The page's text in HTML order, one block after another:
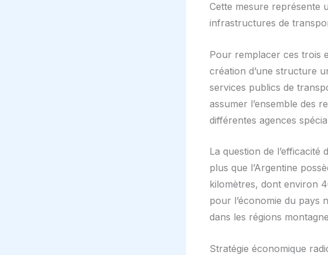
Cette mesure représente
infrastructures de
Pour remplacer ces trois
création d’une structure
services publics de
assumer l’ensemble des
différentes agences
La question de
plus que l’Argentine
kilomètres, dont environ
pour l’économie du pays
dans les régions
Stratégie économique